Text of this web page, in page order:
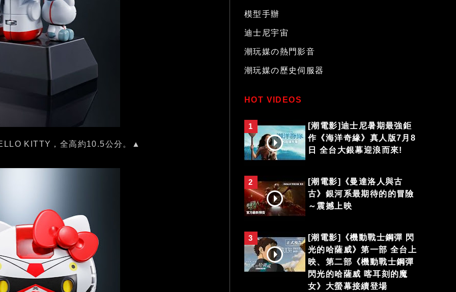
KITTY，全高約10.5公分。▲
模型手辦
迪士尼宇宙
潮玩媒の熱門影音
潮玩媒の歷史伺服器
HOT VIDEOS
1
[潮電影]迪士尼暑期最強鉅
作《海洋奇緣》真人版7月8
日 全台大銀幕迎浪而來!
2
[潮電影]《曼達洛人與古
古》銀河系最期待的的冒險
～震撼上映
3
[潮電影]《機動戰士鋼彈 閃
光的哈薩威》第一部 全台上
映、第二部《機動戰士鋼彈
閃光的哈薩威 喀耳刻的魔
女》大螢幕接續登場